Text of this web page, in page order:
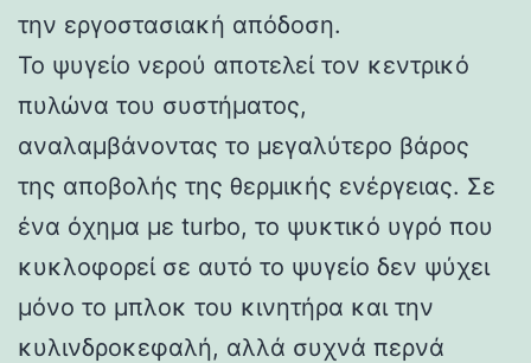
την εργοστασιακή απόδοση.
Το ψυγείο νερού αποτελεί τον κεντρικό
πυλώνα του συστήματος,
αναλαμβάνοντας το μεγαλύτερο βάρος
της αποβολής της θερμικής ενέργειας. Σε
ένα όχημα με turbo, το ψυκτικό υγρό που
κυκλοφορεί σε αυτό το ψυγείο δεν ψύχει
μόνο το μπλοκ του κινητήρα και την
κυλινδροκεφαλή, αλλά συχνά περνά